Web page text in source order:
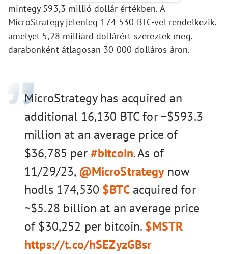
mintegy 593,3 millió dollár értékben. A
MicroStrategy jelenleg 174 530 BTC-vel rendelkezik,
amelyet 5,28 milliárd dollárért szereztek meg,
darabonként átlagosan 30 000 dolláros áron.
MicroStrategy has acquired an
additional 16,130 BTC for ~$593.3
million at an average price of
$36,785 per#bitcoin. As of
11/29/23,@MicroStrategynow
hodls 174,530 $BTCacquired for
~$5.28 billion at an average price
of $30,252 per bitcoin. $MSTR
https://t.co/hSEZyzGBsr